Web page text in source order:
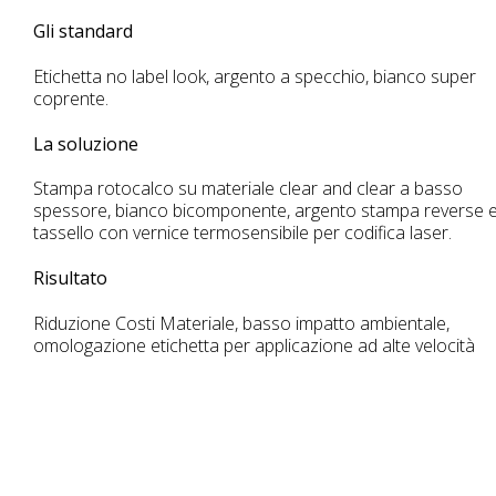
Gli standard
Etichetta no label look, argento a specchio, bianco super
coprente.
La soluzione
Stampa rotocalco su materiale clear and clear a basso
spessore, bianco bicomponente, argento stampa reverse
tassello con vernice termosensibile per codifica laser.
Risultato
Riduzione Costi Materiale, basso impatto ambientale,
omologazione etichetta per applicazione ad alte velocità